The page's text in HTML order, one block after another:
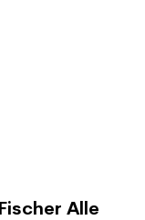
Alle